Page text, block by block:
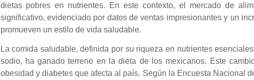
dietas pobres en nutrientes. En este contexto, el mercado de
significativo, evidenciado por datos de ventas impresionantes y un
promueven un estilo de vida saludable.
La comida saludable, definida por su riqueza en nutrientes
sodio, ha ganado terreno en la dieta de los mexicanos. Este
obesidad y diabetes que afecta al país. Según la Encuesta Nacional